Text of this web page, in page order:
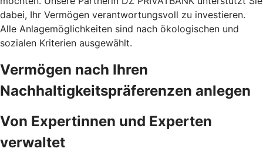
dabei, Ihr Vermögen verantwortungsvoll zu investieren.
Alle Anlagemöglichkeiten sind nach ökologischen und
sozialen Kriterien ausgewählt.
Vermögen nach Ihren
Nachhaltigkeitspräferenzen anlegen
Von Expertinnen und Experten
verwaltet